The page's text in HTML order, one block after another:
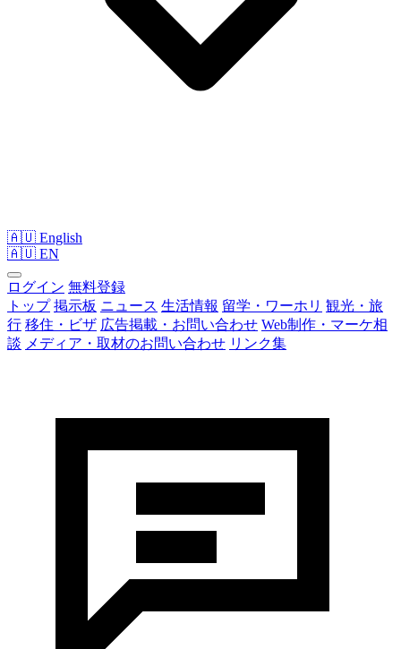
🇦🇺 English
🇦🇺 EN
ログイン 無料登録
トップ 掲示板 ニュース 生活情報 留学・ワーホリ 観光・旅
行 移住・ビザ 広告掲載・お問い合わせ Web制作・マーケ相
談 メディア・取材のお問い合わせ リンク集